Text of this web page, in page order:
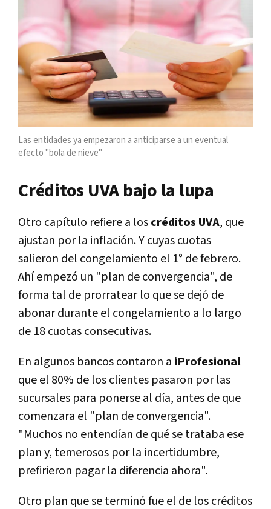
Las entidades ya empezaron a anticiparse a un eventual
efecto "bola de nieve"
Créditos UVA bajo la lupa
Otro capítulo refiere a loscréditos UVA, que
ajustan por la inflación. Y cuyas cuotas
salieron del congelamiento el 1° de febrero.
Ahí empezó un "plan de convergencia", de
forma tal de prorratear lo que se dejó de
abonar durante el congelamiento a lo largo
de 18 cuotas consecutivas.
En algunos bancos contaron a iProfesional
que el 80% de los clientes pasaron por las
sucursales para ponerse al día, antes de que
comenzara el "plan de convergencia".
"Muchos no entendían de qué se trataba ese
plan y, temerosos por la incertidumbre,
prefirieron pagar la diferencia ahora".
Otro plan que se terminó fue el de los créditos